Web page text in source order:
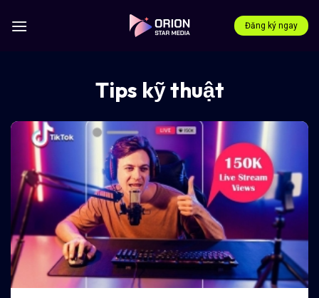
qua
Đăng ký ngay
Tips kỹ thuật